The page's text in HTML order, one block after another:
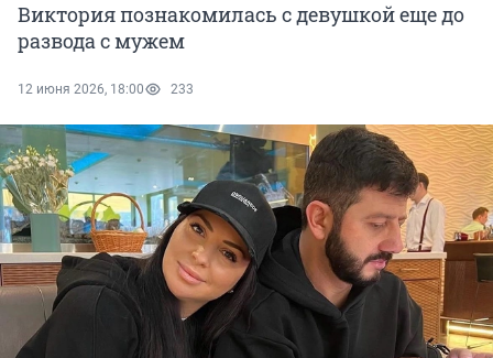
Виктория познакомилась с девушкой еще до
развода с мужем
12 июня 2026, 18:00 233